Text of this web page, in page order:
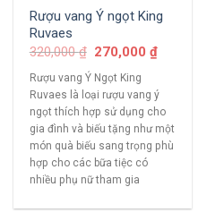
Rượu vang Ý ngọt King
Ruvaes
320,000₫ 270,000₫
Rượu vang Ý Ngọt King
Ruvaes là loại rượu vang ý
ngọt thích hợp sử dụng cho
gia đình và biếu tặng như một
món quà biếu sang trọng phù
hợp cho các bữa tiệc có
nhiều phụ nữ tham gia